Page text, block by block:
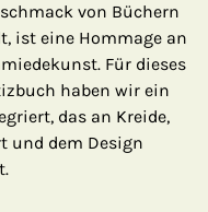
von Büchern
ist eine Hommage an
Für dieses
haben wir ein
das an Kreide,
und dem Design